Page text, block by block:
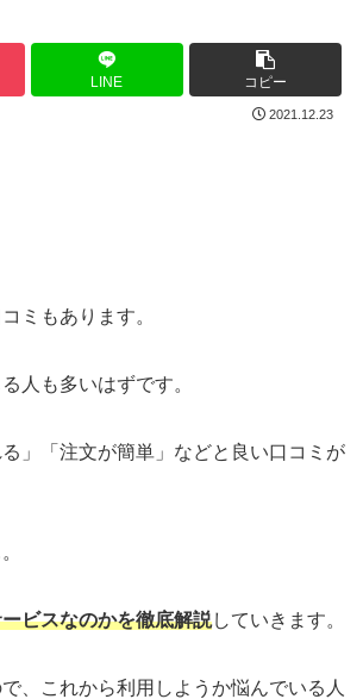
LINE コピー
2021.12.23
ミもあります。
人も多いはずです。
」「注文が簡単」などと良い口コミが
ビスなのかを徹底解説していきます。
、これから利用しようか悩んでいる人